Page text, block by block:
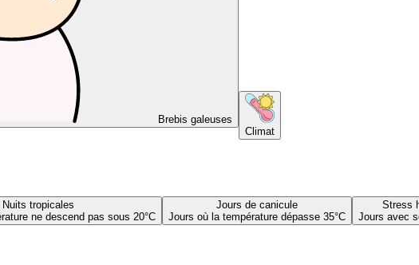
Brebis galeuses
Climat
Nuits tropicales
ne descend pas sous 20°C
Jours de canicule
Jours où la température dépasse 35°C
Stress
Jours avec